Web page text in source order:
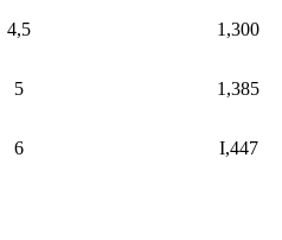
4,5 1,300
5 1,385
6 I,447